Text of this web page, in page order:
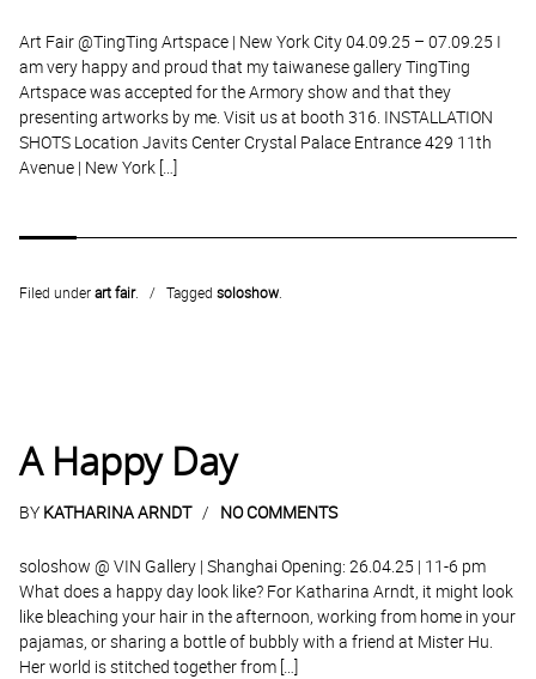
Art Fair @TingTing Artspace | New York City 04.09.25 – 07.09.25 I
am very happy and proud that my taiwanese gallery TingTing
Artspace was accepted for the Armory show and that they
presenting artworks by me. Visit us at booth 316. INSTALLATION
SHOTS Location Javits Center Crystal Palace Entrance 429 11th
Avenue | New York […]
Filed underart fair. Taggedsoloshow
A Happy Day
BY KATHARINA ARNDT NO COMMENTS
soloshow @ VIN Gallery | Shanghai Opening: 26.04.25 | 11-6 pm
What does a happy day look like? For Katharina Arndt, it might look
like bleaching your hair in the afternoon, working from home in your
pajamas, or sharing a bottle of bubbly with a friend at Mister Hu.
Her world is stitched together from […]